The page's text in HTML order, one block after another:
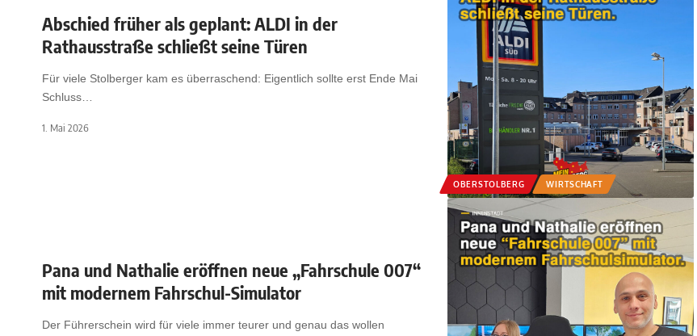
OBERSTOLBERG WIRTSCHAFT
Abschied früher als geplant: ALDI in der
Rathausstraße schließt seine Türen
Für viele Stolberger kam es überraschend: Eigentlich sollte erst Ende Mai
Schluss…
1. Mai 2026
Pana und Nathalie eröffnen neue „Fahrschule 007“
mit modernem Fahrschul-Simulator
Der Führerschein wird für viele immer teurer und genau das wollen